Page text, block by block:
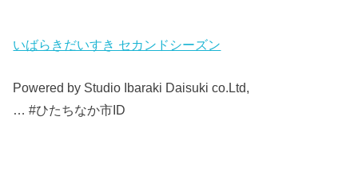
いばらきだいすき セカンドシーズン
Powered by Studio Ibaraki Daisuki co.Ltd,
… #ひたちなか市ID